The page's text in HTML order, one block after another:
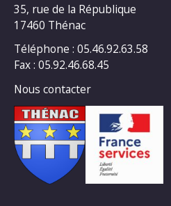
35, rue de la République
17460 Thénac
Téléphone : 05.46.92.63.58
Fax : 05.92.46.68.45
Nous contacter